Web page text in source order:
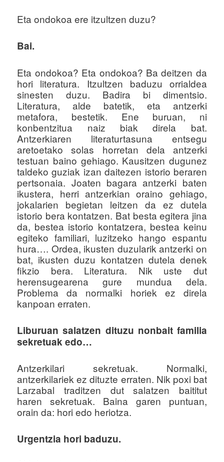
Eta ondokoa ere itzultzen duzu?
Bai.
Eta ondokoa? Eta ondokoa? Ba deitzen da
hori literatura. Itzultzen baduzu orrialdea
sinesten duzu. Badira bi dimentsio.
Literatura, alde batetik, eta antzerki
metafora, bestetik. Ene buruan, ni
konbentzitua naiz biak direla bat.
Antzerkiaren literaturtasuna entsegu
aretoetako solas horretan dela antzerki
testuan baino gehiago. Kausitzen dugunez
taldeko guziak izan daitezen istorio beraren
pertsonaia. Joaten bagara antzerki baten
ikustera, herri antzerkian oraino gehiago,
jokalarien begietan leitzen da ez dutela
istorio bera kontatzen. Bat besta egitera jina
da, bestea istorio kontatzera, bestea keinu
egiteko familiari, luzitzeko hango espantu
hura…. Ordea, ikusten duzularik antzerki on
bat, ikusten duzu kontatzen dutela denek
fikzio bera. Literatura. Nik uste dut
herensugearena gure mundua dela.
Problema da normalki horiek ez direla
kanpoan erraten.
Liburuan salatzen dituzu nonbait familia
sekretuak edo…
Antzerkilari sekretuak. Normalki,
antzerkilariek ez dituzte erraten. Nik poxi bat
Larzabal traditzen dut salatzen baititut
haren sekretuak. Baina garen puntuan,
orain da: hori edo heriotza.
Urgentzia hori baduzu.